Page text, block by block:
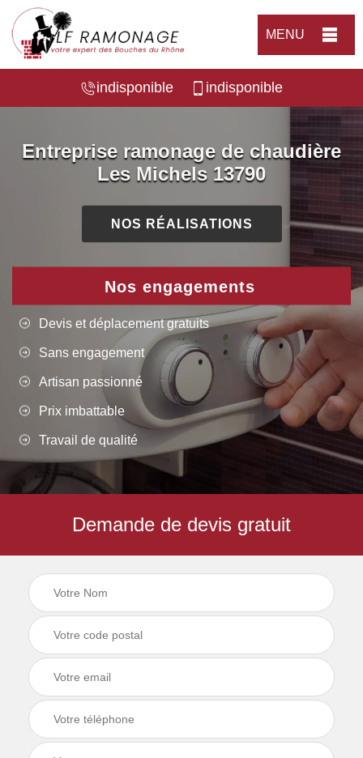
MENU
indisponible indisponible
Entreprise ramonage de chaudière
Les Michels 13790
NOS RÉALISATIONS
Nos engagements
Devis et déplacement gratuits
Sans engagement
Artisan passionné
Prix imbattable
Travail de qualité
Demande de devis gratuit